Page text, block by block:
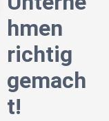
hmen
richtig
gemach
t!